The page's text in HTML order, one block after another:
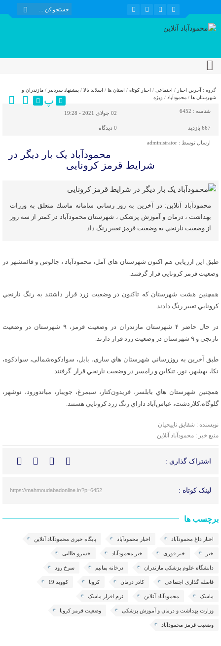
گروه : آخرین اخبار / اجتماعی / اخبار کوتاه / استان ها / اسلاید بالا / پیشنهاد سردبیر / مازندران و
شهرستان ها / محمودآباد / ویژه پ
شناسه : 6452 02 جولای 2021 - 19:28
667 بازدید 0 دیدگاه
ارسال توسط : administrator
محمودآباد یک بار دیگر در
شرایط قرمز کرونایی
محمودآباد آنلاین: در آخرين به روز رساني سامانه ماسك متعلق به وزرات
بهداشت ، درمان و آموزش پزشكي ، شهرستان محمودآباد در كمتر از سه روز
از وضعيت نارنجي به وضعيت قرمز تغيير رنگ داد.
طبق اين ارزيابي هم اكنون شهرستان هاي آمل، محمودآباد ، چالوس و قائمشهر در
وضعيت قرمز كرونايي قرار گرفتند.
همچنين هشت شهرستان كه تاكنون در وضعيت زرد قرار داشتند به رنگ نارنجي
كرونايي تغيير رنگ دادند.
در حال حاضر ۴ شهرستان مازندران در وضعیت قرمز، ۹ شهرستان در وضعیت
نارنجی و ۹ شهرستان در وضعیت زرد قرار دارند.
طبق آخرين به روزرساني شهرستان هاي ساری، بابل، سوادکوه‌شمالی، سوادکوه،
نکا، بهشهر، نور، تنکابن و رامسر در وضعيت نارنجي قرار گرفتند .
همچنين شهرستان هاي بابلسر، فریدون‌کنار، سیمرغ، جویبار، میاندورود، نوشهر،
گلوگاه،کلاردشت، عباس‌آباد داراي رنگ زرد كرونايي هستند.
نویسنده : شقایق ناییجیان
منبع خبر : محمودآباد آنلاین
اشتراک گذاری :
لینک کوتاه : https://mahmoudabadonline.ir/?p=6452
برچسب ها
اخبار داغ محمودآباد اخبار محمودآباد پایگاه خبری محمودآباد آنلاین
خبر خبر فوری خبر محمودآباد خسرو طالبی
دانشگاه علوم پزشکی مازندران درخانه بمانیم سرخ رود
فاصله گذاری اجتماعی کادر درمان کرونا کووید 19
ماسک محمودآباد آنلاین نرم افزار ماسک
وزارت بهداشت و درمان و آموزش پزشکی وضعیت قرمز کرونا
وضعیت قرمز محمودآباد